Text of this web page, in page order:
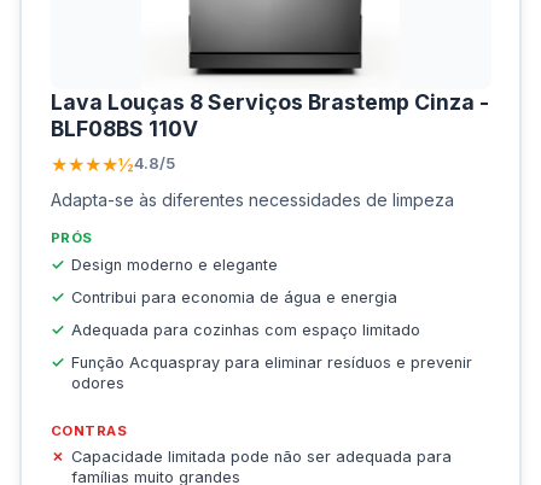
Lava Louças 8 Serviços Brastemp Cinza -
BLF08BS 110V
★★★★½4.8/5
Adapta-se às diferentes necessidades de limpeza
PRÓS
Design moderno e elegante
Contribui para economia de água e energia
Adequada para cozinhas com espaço limitado
Função Acquaspray para eliminar resíduos e prevenir
odores
CONTRAS
Capacidade limitada pode não ser adequada para
famílias muito grandes